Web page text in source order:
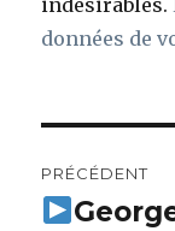
indésirables.
données de
de
PRÉCÉDENT
Article